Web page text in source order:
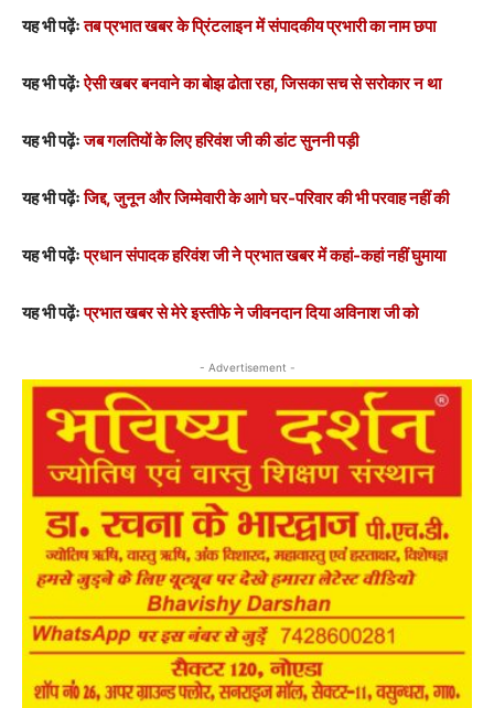
यह भी पढ़ेंःतब प्रभात खबर के प्रिंटलाइन में संपादकीय प्रभारी का नाम छपा
यह भी पढ़ेंःऐसी खबर बनवाने का बोझ ढोता रहा, जिसका सच से सरोकार न था
यह भी पढ़ेंःजब गलतियों के लिए हरिवंश जी की डांट सुननी पड़ी
यह भी पढ़ेंःजिद्द, जुनून और जिम्मेवारी के आगे घर-परिवार की भी परवाह नहीं की
यह भी पढ़ेंःप्रधान संपादक हरिवंश जी ने प्रभात खबर में कहां-कहां नहीं घुमाया
यह भी पढ़ेंःप्रभात खबर से मेरे इस्तीफे ने जीवनदान दिया अविनाश जी को
- Advertisement -